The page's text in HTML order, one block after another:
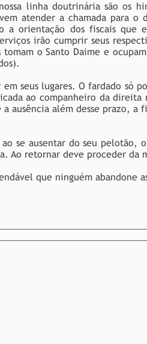
linha doutrinária são os
atender a chamada para o
a orientação dos fiscais que
irão cumprir seus
tomam o Santo Daime e
em seus lugares. O fardado só
ao companheiro da
a ausência além desse prazo,
ao se ausentar do seu
Ao retornar deve proceder da
que ninguém abandone